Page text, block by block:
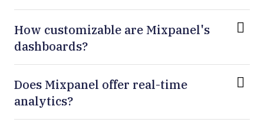
How customizable are Mixpanel's
dashboards?
Does Mixpanel offer real-time
analytics?